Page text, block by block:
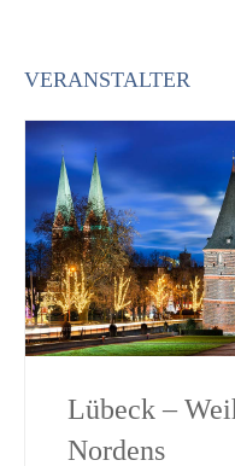
VERANSTALTER
Lübeck –
Nordens